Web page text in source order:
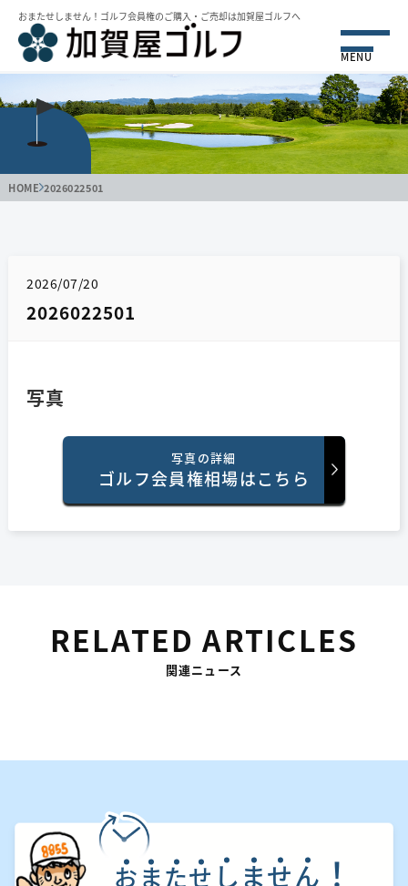
おまたせしません！ゴルフ会員権のご購⼊・ご売却は加賀屋ゴルフへ
MENU
HOME 2026022501
2026/07/20
2026022501
写真
写真の詳細
ゴルフ会員権相場はこちら
RELATED ARTICLES
関連ニュース
おまたせ し ません ！